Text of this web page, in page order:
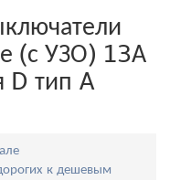
(с УЗО) 13А
D тип A
к дешевым